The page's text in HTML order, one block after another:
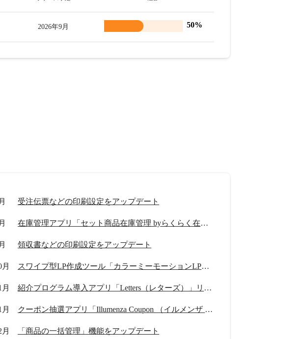
2026年9月 50%
受注伝票などの印刷設定をアップデート
在庫管理アプリ「セット商品在庫管理 byらくらく在庫」リリース
領収書などの印刷設定をアップデート
スワイプ型LP作成ツール「カラーミーモーションLP」提供開始
紹介プログラム導入アプリ「Letters（レターズ）」リリース
クーポン抽選アプリ「Illumenza Coupon （イルメンザ クーポン）」リリース
「商品の一括管理」機能をアップデート